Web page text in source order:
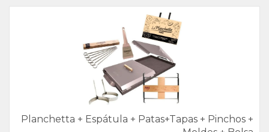
Planchetta + Espátula + Patas+Tapas + Pinchos +